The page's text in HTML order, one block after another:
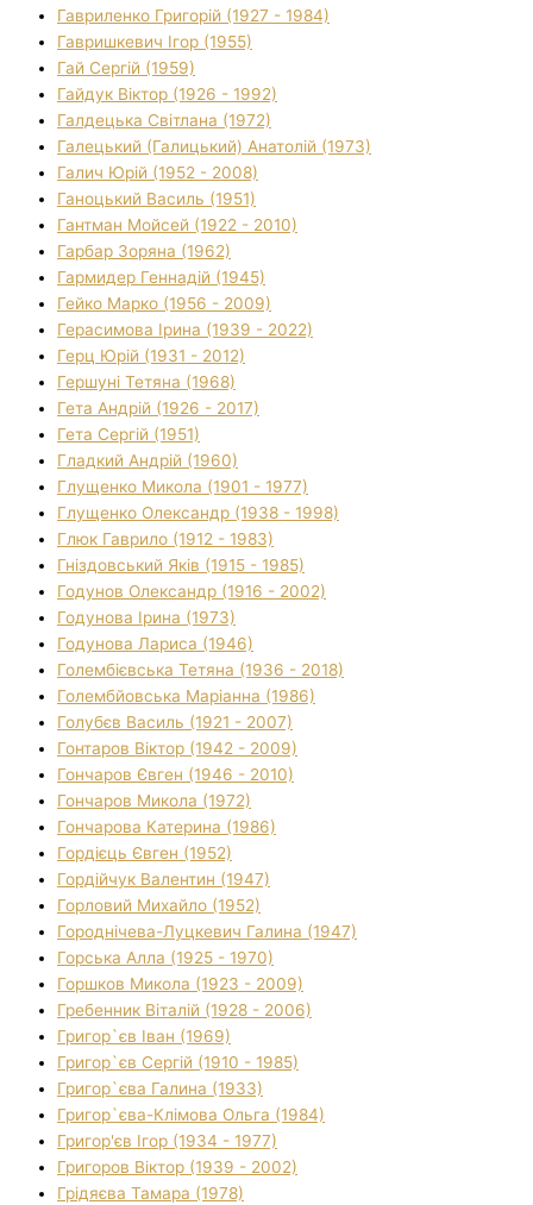
Гавриленко Григорій (1927 - 1984)
Гавришкевич Ігор (1955)
Гай Сергій (1959)
Гайдук Віктор (1926 - 1992)
Галдецька Світлана (1972)
Галецький (Галицький) Анатолій (1973)
Галич Юрій (1952 - 2008)
Ганоцький Василь (1951)
Гантман Мойсей (1922 - 2010)
Гарбар Зоряна (1962)
Гармидер Геннадій (1945)
Гейко Марко (1956 - 2009)
Герасимова Ірина (1939 - 2022)
Герц Юрій (1931 - 2012)
Гершуні Тетяна (1968)
Гета Андрій (1926 - 2017)
Гета Сергій (1951)
Гладкий Андрій (1960)
Глущенко Микола (1901 - 1977)
Глущенко Олександр (1938 - 1998)
Глюк Гаврило (1912 - 1983)
Гніздовський Яків (1915 - 1985)
Годунов Олександр (1916 - 2002)
Годунова Ірина (1973)
Годунова Лариса (1946)
Голембієвська Тетяна (1936 - 2018)
Голембйовська Маріанна (1986)
Голубєв Василь (1921 - 2007)
Гонтаров Віктор (1942 - 2009)
Гончаров Євген (1946 - 2010)
Гончаров Микола (1972)
Гончарова Катерина (1986)
Гордієць Євген (1952)
Гордійчук Валентин (1947)
Горловий Михайло (1952)
Городнічева-Луцкевич Галина (1947)
Горська Алла (1925 - 1970)
Горшков Микола (1923 - 2009)
Гребенник Віталій (1928 - 2006)
Григор`єв Іван (1969)
Григор`єв Сергій (1910 - 1985)
Григор`єва Галина (1933)
Григор`єва-Клімова Ольга (1984)
Григор'єв Ігор (1934 - 1977)
Григоров Віктор (1939 - 2002)
Грідяєва Тамара (1978)